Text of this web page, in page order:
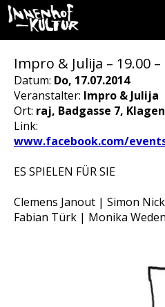
Impro & Julija – 19.00 –
Datum: Do, 17.07.2014
Veranstalter: Impro & Julija
Ort: raj, Badgasse 7,
Link:
www.facebook.com/
ES SPIELEN FÜR SIE
Clemens Janout | Simon
Fabian Türk | Monika